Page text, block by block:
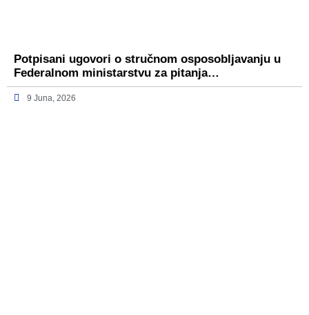
Potpisani ugovori o stručnom osposobljavanju u
Federalnom ministarstvu za pitanja…
9 Juna, 2026